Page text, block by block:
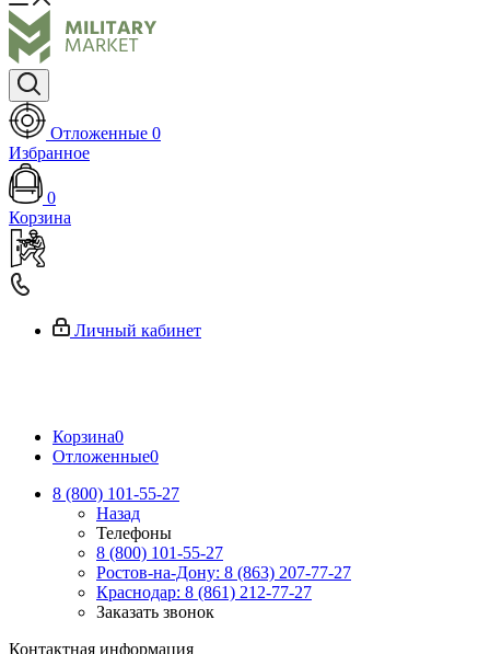
Отложенные 0
Избранное
0
Корзина
Личный кабинет
Корзина0
Отложенные0
8 (800) 101-55-27
Назад
Телефоны
8 (800) 101-55-27
Ростов-на-Дону: 8 (863) 207-77-27
Краснодар: 8 (861) 212-77-27
Заказать звонок
Контактная информация